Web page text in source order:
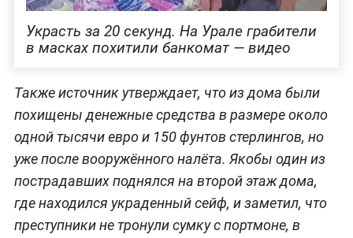
Украсть за 20 секунд. На Урале грабители
в масках похитили банкомат — видео
Также источник утверждает, что из дома были
похищены денежные средства в размере около
одной тысячи евро и 150 фунтов стерлингов, но
уже после вооружённого налёта. Якобы один из
пострадавших поднялся на второй этаж дома,
где находился украденный сейф, и заметил, что
преступники не тронули сумку с портмоне, в